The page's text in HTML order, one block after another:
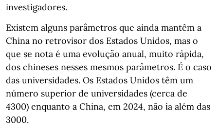
investigadores.
Existem alguns parâmetros que ainda mantêm a
China no retrovisor dos Estados Unidos, mas o
que se nota é uma evolução anual, muito rápida,
dos chineses nesses mesmos parâmetros. É o caso
das universidades. Os Estados Unidos têm um
número superior de universidades (cerca de
4300) enquanto a China, em 2024, não ia além das
3000.